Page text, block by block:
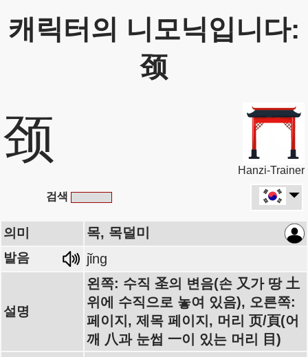
캐릭터의 니모닉입니다:
颈
颈
Hanzi-Trainer
검색
의미 목, 목덜미
발음 jǐng
설명
왼쪽: 수직 圣의 변음(손 又가 땅 土
위에 수직으로 놓여 있음), 오른쪽:
페이지, 제목 페이지, 머리 页/頁(어
깨 八과 눈썹 一이 있는 머리 目)